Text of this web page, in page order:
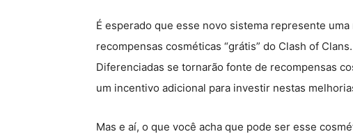
É esperado que esse novo sistema represente
recompensas cosméticas “grátis” do Clash of
Diferenciadas se tornarão fonte de recompensas
um incentivo adicional para investir nestas
Mas e aí, o que você acha que pode ser esse